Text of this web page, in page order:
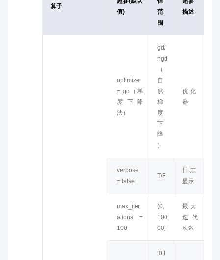
算子
值)
范
围
描述
optimizer
= gd（梯
度下降
法）
gd/
ngd
（
自
然
梯
度
下
降
）
优化
器
verbose
= false
T/F
日志
显示
max_iter
ations =
100
(0,
100
00]
最大
迭代
次数
[0,I